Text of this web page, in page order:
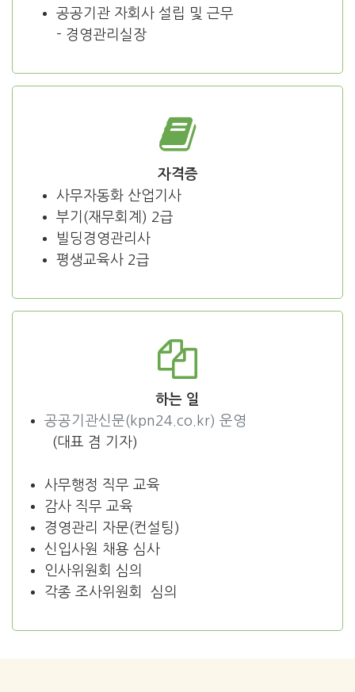
공공기관 자회사 설립 및 근무
- 경영관리실장
자격증
사무자동화 산업기사
부기(재무회계) 2급
빌딩경영관리사
평생교육사 2급
하는 일
공공기관신문(kpn24.co.kr) 운영
(대표 겸 기자)
사무행정 직무 교육
감사 직무 교육
경영관리 자문(컨설팅)
신입사원 채용 심사
인사위원회 심의
각종 조사위원회 심의